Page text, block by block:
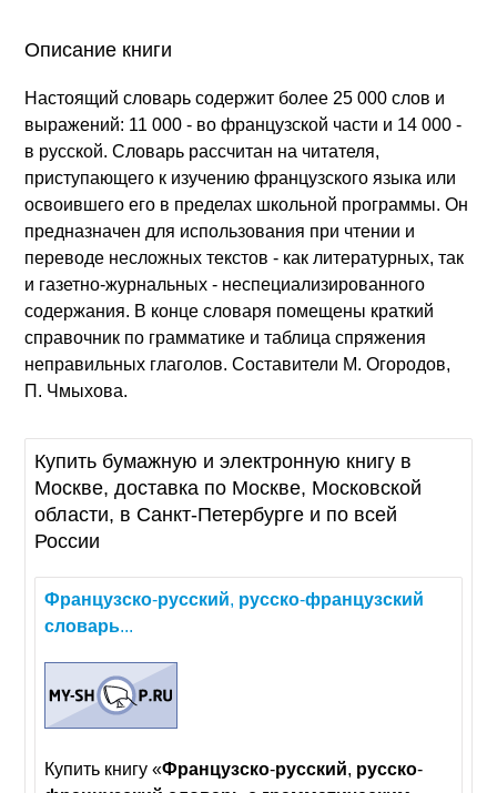
Описание книги
Настоящий словарь содержит более 25 000 слов и
выражений: 11 000 - во французской части и 14 000 -
в русской. Словарь рассчитан на читателя,
приступающего к изучению французского языка или
освоившего его в пределах школьной программы. Он
предназначен для использования при чтении и
переводе несложных текстов - как литературных, так
и газетно-журнальных - неспециализированного
содержания. В конце словаря помещены краткий
справочник по грамматике и таблица спряжения
неправильных глаголов. Составители М. Огородов,
П. Чмыхова.
Купить бумажную и электронную книгу в
Москве, доставка по Москве, Московской
области, в Санкт-Петербурге и по всей
России
Французско-русский, русско-французский
словарь...
Купить книгу «Французско-русский, русско-